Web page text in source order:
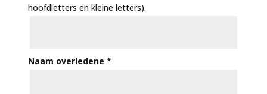
hoofdletters en kleine letters).
Naam overledene *